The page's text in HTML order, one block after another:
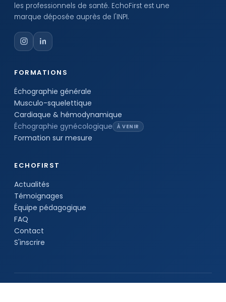
les professionnels de santé. EchoFirst est une
marque déposée auprès de l'INPI.
FORMATIONS
Échographie générale
Musculo-squelettique
Cardiaque & hémodynamique
Échographie gynécologique
À VENIR
Formation sur mesure
ECHOFIRST
Actualités
Témoignages
Équipe pédagogique
FAQ
Contact
S'inscrire